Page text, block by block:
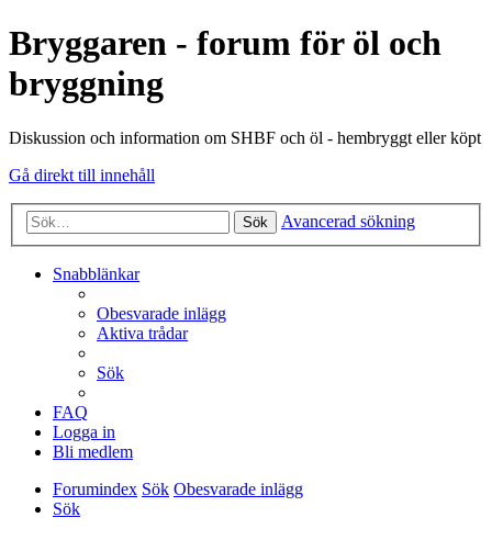
Bryggaren - forum för öl och
bryggning
Diskussion och information om SHBF och öl - hembryggt eller köpt
Gå direkt till innehåll
Sök Avancerad sökning
Snabblänkar
Obesvarade inlägg
Aktiva trådar
Sök
FAQ
Logga in
Bli medlem
Forumindex Sök Obesvarade inlägg
Sök